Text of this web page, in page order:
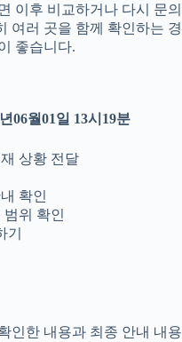
이후 비교하거나 다시 문의
여러 곳을 함께 확인하는 경
좋습니다.
06월01일 13시19분
상황 전달
확인
위 확인
인한 내용과 최종 안내 내용